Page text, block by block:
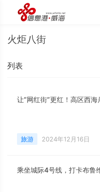
火炬八街
列表
旅游 2024年12月16日